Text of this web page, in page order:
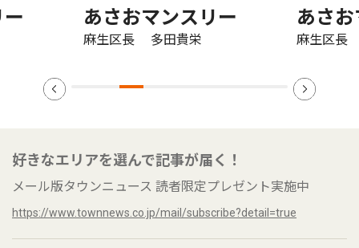
あさおマンスリー
麻生区長 多田貴栄
あさ
麻生区長
好きなエリアを選んで記事が届く！
メール版タウンニュース 読者限定プレゼント実施中
https://www.townnews.co.jp/mail/subscribe?detail=true